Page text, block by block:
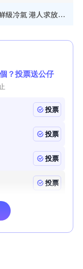
內地客歎港人唔識老！揭港鐵保鮮級冷氣 港人求放過：咪投訴